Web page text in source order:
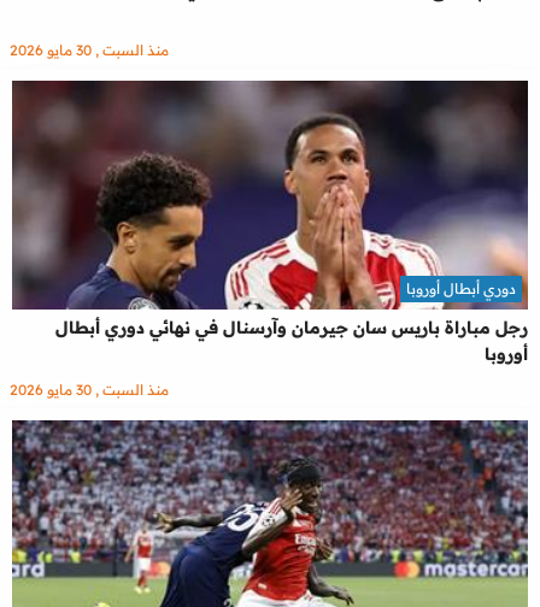
منذ السبت , 30 مايو 2026
رجل مباراة باريس سان جيرمان وآرسنال في نهائي دوري أبطال
أوروبا
دوري أبطال أوروبا
منذ السبت , 30 مايو 2026